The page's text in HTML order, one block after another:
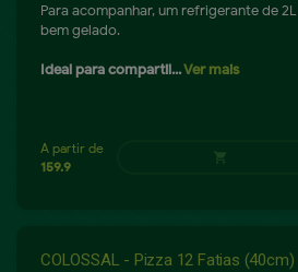
A partir de
Para acompanhar, um refrigerante de 2L
bem gelado.
Ideal para compartil...Ver mais
COLOSSAL - Pizza 12 Fatias (40cm)